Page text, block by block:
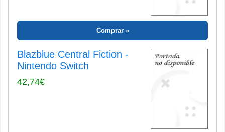
Comprar
Blazblue Central Fiction -
Nintendo Switch
42,74€